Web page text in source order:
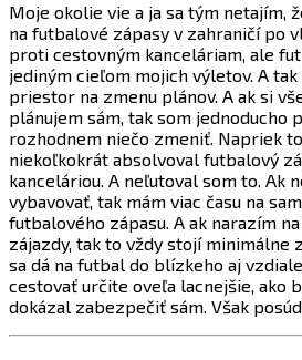
Moje okolie vie a ja sa tým netajím,
na futbalové zápasy v zahraničí po
proti cestovným kanceláriam, ale
jediným cieľom mojich výletov. A
priestor na zmenu plánov. A ak si
plánujem sám, tak som jednoducho
rozhodnem niečo zmeniť. Napriek
niekoľkokrát absolvoval futbalový
kanceláriou. A neľutoval som to. Ak
vybavovať, tak mám viac času na
futbalového zápasu. A ak narazím
zájazdy, tak to vždy stojí minimálne
sa dá na futbal do blízkeho aj
cestovať určite oveľa lacnejšie, ako
dokázal zabezpečiť sám. Však